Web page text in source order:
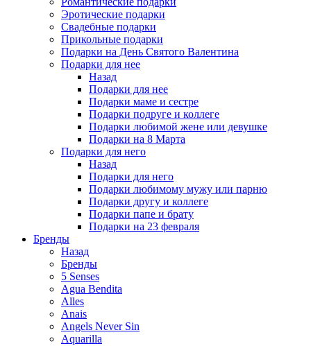
Эротические подарки
Свадебные подарки
Прикольные подарки
Подарки на День Святого Валентина
Подарки для нее
Назад
Подарки для нее
Подарки маме и сестре
Подарки подруге и коллеге
Подарки любимой жене или девушке
Подарки на 8 Марта
Подарки для него
Назад
Подарки для него
Подарки любимому мужу или парню
Подарки другу и коллеге
Подарки папе и брату
Подарки на 23 февраля
Бренды
Назад
Бренды
5 Senses
Agua Bendita
Alles
Anais
Angels Never Sin
Aquarilla